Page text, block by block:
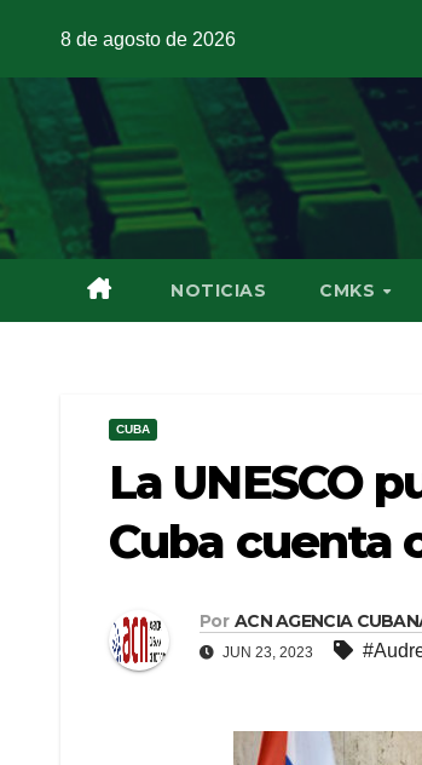
8 de agosto de 2026
NOTICIAS CMKS
CUBA
La UNESCO
Cuba cuenta
Por ACN AGENCIA
JUN 23, 2023